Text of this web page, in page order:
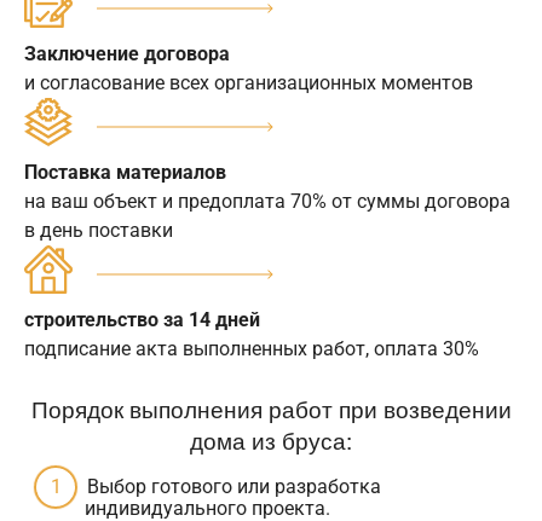
Заключение договора
и согласование всех организационных моментов
Поставка материалов
на ваш объект и предоплата 70% от суммы договора
в день поставки
строительство за 14 дней
подписание акта выполненных работ, оплата 30%
Порядок выполнения работ при возведении
дома из бруса:
Выбор готового или разработка
индивидуального проекта.